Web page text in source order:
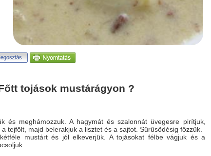
tojások mustárágyon ?
és meghámozzuk. A hagymát és szalonnát üvegesre pirítjuk,
tejfölt, majd belerakjuk a lisztet és a sajtot. Sűrűsödésig főzzük.
mustárt és jól elkeverjük. A tojásokat félbe vágjuk és a